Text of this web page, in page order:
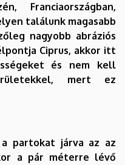
Franciaországban,
találunk magasabb
nagyobb abráziós
Ciprus, akkor itt
és nem kell
mert ez
járva az az
a pár méterre lévő